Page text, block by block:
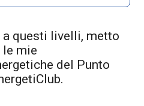
a questi livelli, metto
le mie
del Punto